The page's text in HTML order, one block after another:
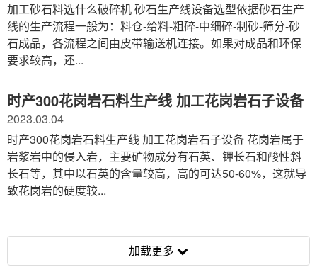
加工砂石料选什么破碎机 砂石生产线设备选型依据砂石生产
线的生产流程一般为：料仓-给料-粗碎-中细碎-制砂-筛分-砂
石成品，各流程之间由皮带输送机连接。如果对成品和环保
要求较高，还...
时产300花岗岩石料生产线 加工花岗岩石子设备
2023.03.04
时产300花岗岩石料生产线 加工花岗岩石子设备 花岗岩属于
岩浆岩中的侵入岩，主要矿物成分有石英、钾长石和酸性斜
长石等，其中以石英的含量较高，高的可达50-60%，这就导
致花岗岩的硬度较...
加载更多